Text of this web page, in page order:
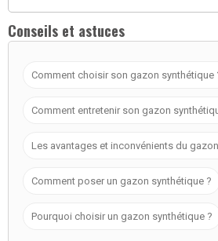
Conseils et astuces
Comment choisir son gazon synthétique
Comment entretenir son gazon
Les avantages et inconvénients du
Comment poser un gazon synthétique ?
Pourquoi choisir un gazon synthétique ?